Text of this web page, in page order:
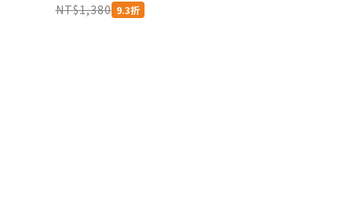
NT$1,380 9.3折